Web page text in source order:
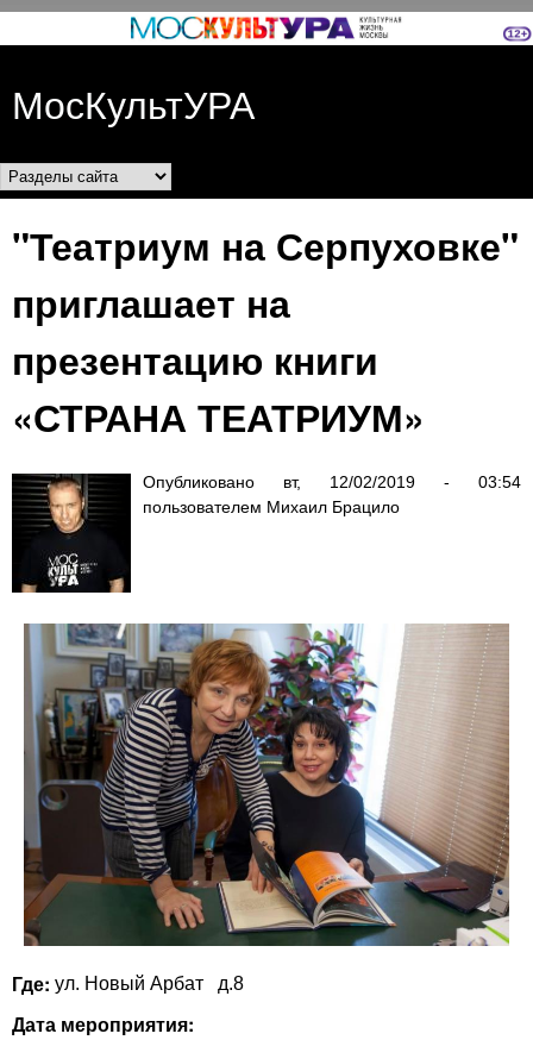
Перейти к основному
МосКультУРА
Разделы сайта
"Театриум на Серпуховке"
приглашает на
презентацию книги
«СТРАНА ТЕАТРИУМ»
Опубликовано вт, 12/02/2019 - 03:54
пользователем Михаил Брацило
Где: ул. Новый Арбат д.8
Дата мероприятия: